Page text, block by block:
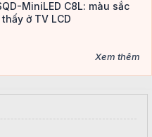
MiniLED C8L: màu sắc
ở TV LCD
Xem thêm